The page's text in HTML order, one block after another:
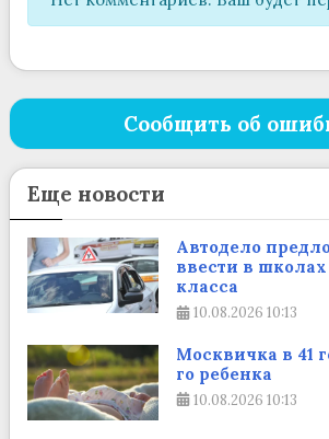
Сообщить об
Еще новости
Автодело
ввести в школах
класса
10.08.2026 10:13
Москвичка в 41
го ребенка
10.08.2026 10:13